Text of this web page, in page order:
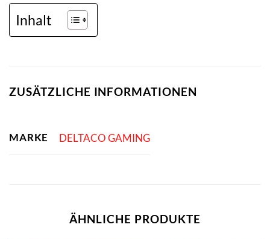
Inhalt
ZUSÄTZLICHE INFORMATIONEN
MARKE DELTACO GAMING
ÄHNLICHE PRODUKTE